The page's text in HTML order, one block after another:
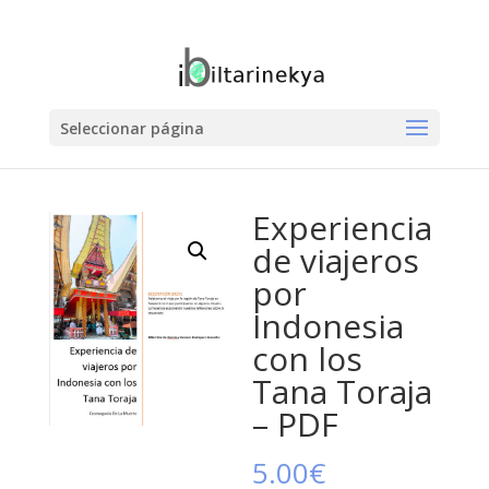
Seleccionar página
Experiencia
de viajeros
por
Indonesia
con los
Tana Toraja
– PDF
5.00€